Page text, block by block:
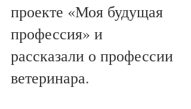
проекте «Моя будущая
профессия» и
рассказали о профессии
ветеринара.